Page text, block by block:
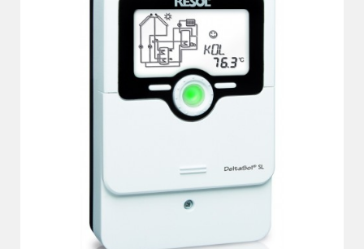
(1 avis)